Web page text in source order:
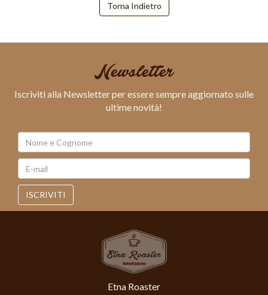
Torna Indietro
Newsletter
Iscriviti alla Newsletter per essere sempre aggiornato sulle
ultime novità!
ISCRIVITI
Etna Roaster